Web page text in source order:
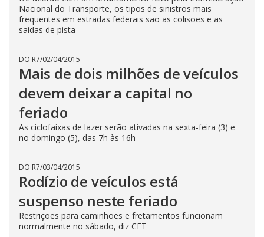
Nacional do Transporte, os tipos de sinistros mais
frequentes em estradas federais são as colisões e as
saídas de pista
DO R7/02/04/2015
Mais de dois milhões de veículos
devem deixar a capital no
feriado
As ciclofaixas de lazer serão ativadas na sexta-feira (3) e
no domingo (5), das 7h às 16h
DO R7/03/04/2015
Rodízio de veículos está
suspenso neste feriado
Restrições para caminhões e fretamentos funcionam
normalmente no sábado, diz CET